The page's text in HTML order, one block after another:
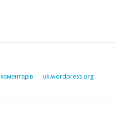
коментарів uk.wordpress.org